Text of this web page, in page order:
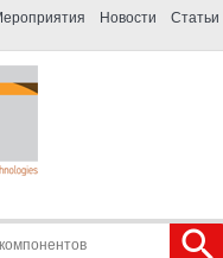
Новости
Статьи
search